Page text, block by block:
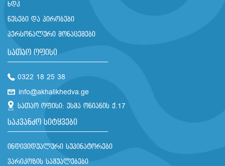
ხდკ
წესები და პირობები
პერსონალური მონაცემები
სათაო ოფისი
0322 18 25 38
info@akhalikhedva.ge
სათაო ოფისი: ესმა ონიანის ქ.17
საკვანძო სიტყვები
ინდივიდუალური სუპინატორები
ვარიკოზის საშუალებები